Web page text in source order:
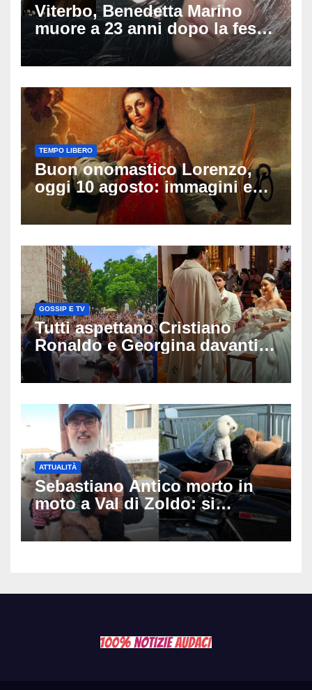
Viterbo, Benedetta Marino
muore a 23 anni dopo la festa
di compleanno: trovata senza
vita nell’ex consorzio, è giallo
TEMPO LIBERO
Buon onomastico Lorenzo,
oggi 10 agosto: immagini e
gif di auguri da condividere
sui social
GOSSIP E TV
Tutti aspettano Cristiano
Ronaldo e Georgina davanti
alla cattedrale: ma il
matrimonio era di un’altra
ATTUALITÀ
Sebastiano Antico morto in
moto a Val di Zoldo: si
schianta con il sidecar, salvi i
due cagnolini